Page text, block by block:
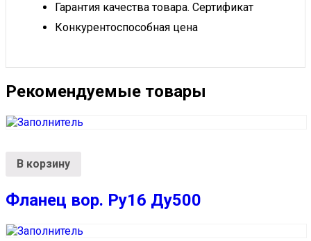
Гарантия качества товара. Сертификат
Конкурентоспособная цена
Рекомендуемые товары
В корзину
Фланец вор. Ру16 Ду500